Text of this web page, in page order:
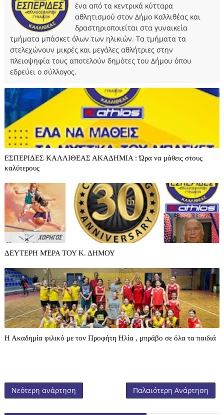
ένα από τα κεντρικά κύτταρα
αθλητισμού στον Δήμο Καλλιθέας και
δραστηριοποιείται στα γυναικεία
τμήματα μπάσκετ όλων των ηλικιών. Τα τμήματα τα
στελεχώνουν μικρές και μεγάλες αθλήτριες στην
πλειοψηφία τους αποτελούν δημότες του Δήμου όπου
εδρεύει ο σύλλογος.
ΕΣΠΕΡΙΔΕΣ ΚΑΛΛΙΘΕΑΣ ΑΚΑΔΗΜΙΑ : Ώρα να μάθεις στους
καλύτερους
ΔΕΥΤΕΡΗ ΜΈΡΑ ΤΟΥ Κ. ΔΗΜΟΥ
Η Ακαδημία φιλικό με τον Προφήτη Ηλία , μπράβο σε όλα τα παιδιά
Νεότερη ανάρτηση Παλαιότερη Ανάρτηση